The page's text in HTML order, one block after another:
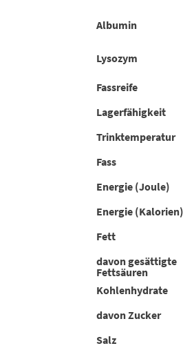
Albumin
Lysozym
Fassreife
Lagerfähigkeit
Trinktemperatur
Fass
Energie (Joule)
Energie (Kalorien)
Fett
davon gesättigte
Fettsäuren
Kohlenhydrate
davon Zucker
Salz